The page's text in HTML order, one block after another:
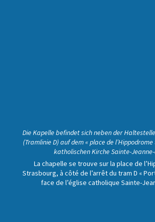
Die Kapelle befindet sich neben der
(Tramlinie D) auf dem « place de
katholischen Kirche Sainte-Jeanne-
La chapelle se trouve sur la place de
Strasbourg, à côté de l’arrêt du tram D «
face de l’église catholique Sainte-